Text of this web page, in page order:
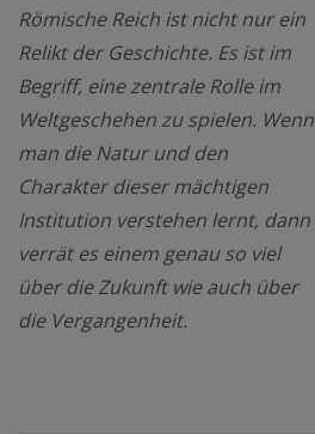
Römische Reich ist nicht nur ein
Relikt der Geschichte. Es ist im
Begriff, eine zentrale Rolle im
Weltgeschehen zu spielen. Wenn
man die Natur und den
Charakter dieser mächtigen
Institution verstehen lernt, dann
verrät es einem genau so viel
über die Zukunft wie auch über
die Vergangenheit.